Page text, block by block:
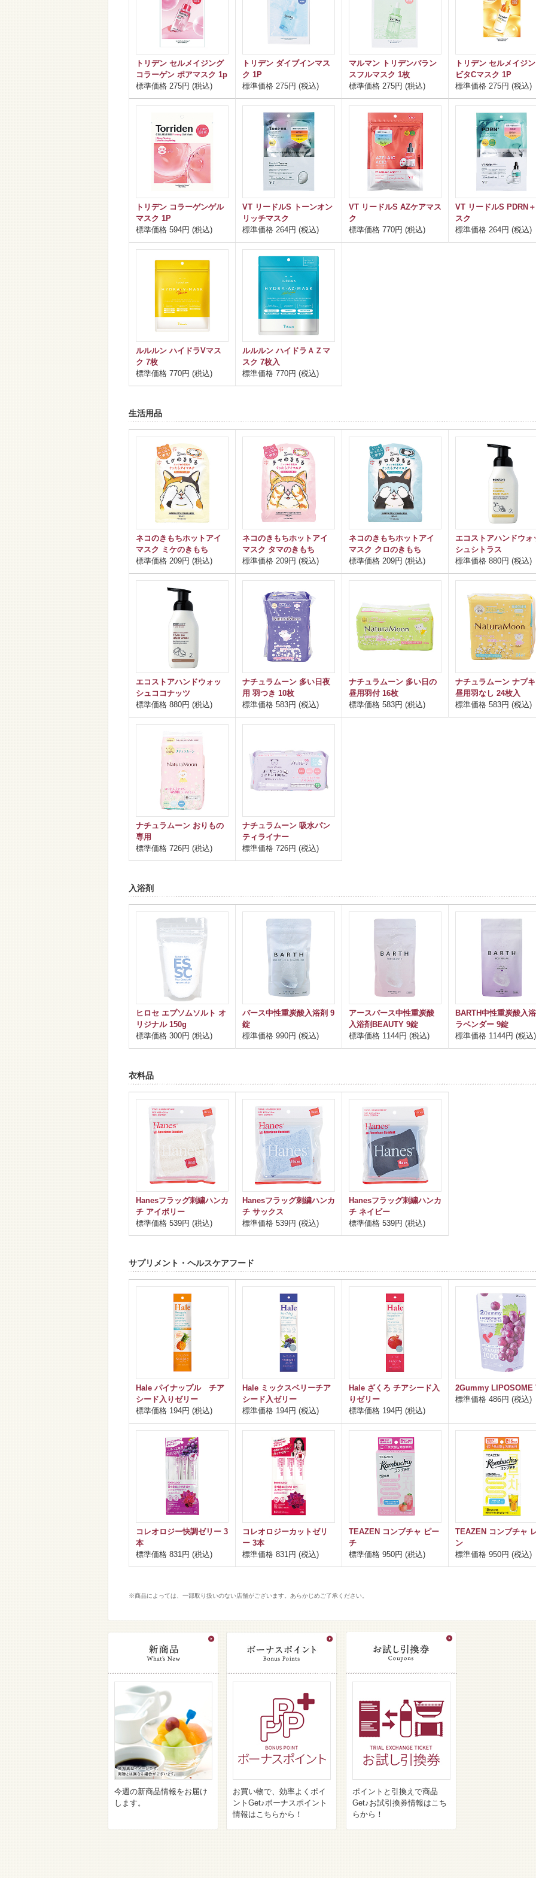
トリデン セルメイジング
コラーゲン ポアマスク 1p
標準価格 275円 (税込)
トリデン ダイブインマス
ク 1P
標準価格 275円 (税込)
マルマン トリデンバラン
スフルマスク 1枚
標準価格 275円 (税込)
トリデン セルメイジ
ビタCマスク 1P
標準価格 275円 (税込)
トリデン コラーゲンゲル
マスク 1P
標準価格 594円 (税込)
VT リードルS トーンオン
リッチマスク
標準価格 264円 (税込)
VT リードルS AZケアマス
ク
標準価格 770円 (税込)
VT リードルS PDRN
スク
標準価格 264円 (税込)
ルルルン ハイドラVマス
ク 7枚
標準価格 770円 (税込)
ルルルン ハイドラＡＺマ
スク 7枚入
標準価格 770円 (税込)
生活用品
ネコのきもちホットアイ
マスク ミケのきもち
標準価格 209円 (税込)
ネコのきもちホットアイ
マスク タマのきもち
標準価格 209円 (税込)
ネコのきもちホットアイ
マスク クロのきもち
標準価格 209円 (税込)
エコストアハンドウォ
シュシトラス
標準価格 880円 (税込)
エコストアハンドウォッ
シュココナッツ
標準価格 880円 (税込)
ナチュラムーン 多い日夜
用 羽つき 10枚
標準価格 583円 (税込)
ナチュラムーン 多い日の
昼用羽付 16枚
標準価格 583円 (税込)
ナチュラムーン ナプ
昼用羽なし 24枚入
標準価格 583円 (税込)
ナチュラムーン おりもの
専用
標準価格 726円 (税込)
ナチュラムーン 吸水パン
ティライナー
標準価格 726円 (税込)
入浴剤
ヒロセ エプソムソルト オ
リジナル 150g
標準価格 300円 (税込)
バース中性重炭酸入浴剤 9
錠
標準価格 990円 (税込)
アースバース中性重炭酸
入浴剤BEAUTY 9錠
標準価格 1144円 (税込)
BARTH中性重炭酸入
ラベンダー 9錠
標準価格 1144円 (税込)
衣料品
Hanesフラッグ刺繍ハンカ
チ アイボリー
標準価格 539円 (税込)
Hanesフラッグ刺繍ハンカ
チ サックス
標準価格 539円 (税込)
Hanesフラッグ刺繍ハンカ
チ ネイビー
標準価格 539円 (税込)
サプリメント・ヘルスケアフード
Hale パイナップル チア
シード入りゼリー
標準価格 194円 (税込)
Hale ミックスベリーチア
シード入ゼリー
標準価格 194円 (税込)
Hale ざくろ チアシード入
りゼリー
標準価格 194円 (税込)
2Gummy LIPOSOME
標準価格 486円 (税込)
コレオロジー快調ゼリー 3
本
標準価格 831円 (税込)
コレオロジーカットゼリ
ー 3本
標準価格 831円 (税込)
TEAZEN コンブチャ ピー
チ
標準価格 950円 (税込)
TEAZEN コンブチャ
ン
標準価格 950円 (税込)
※商品によっては、一部取り扱いのない店舗がございます。あらかじめご了承ください。
今週の新商品情報をお届け
します。
お買い物で、効率よくポイ
ントGet♪ボーナスポイント
情報はこちらから！
ポイントと引換えで商品
Get♪お試引換券情報はこち
らから！